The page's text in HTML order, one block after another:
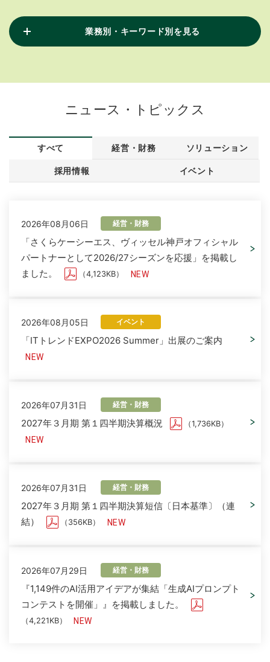
業務別・キーワード別を見る
ニュース・トピックス
すべて 経営・財務 ソリューション
採用情報 イベント
2026年08月06日 経営・財務
「さくらケーシーエス、ヴィッセル神戸オフィシャル
パートナーとして2026/27シーズンを応援」を掲載し
ました。
（4,123KB）
2026年08月05日 イベント
「ITトレンドEXPO2026 Summer」出展のご案内
2026年07月31日 経営・財務
2027年３月期 第１四半期決算概況 （1,736KB）
2026年07月31日 経営・財務
2027年３月期 第１四半期決算短信〔日本基準〕（連
結）
（356KB）
2026年07月29日 経営・財務
『1,149件のAI活用アイデアが集結「生成AIプロンプト
コンテストを開催」』を掲載しました。
（4,221KB）